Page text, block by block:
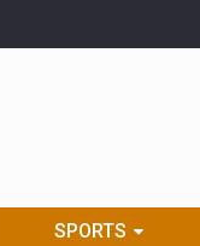
SPORTS